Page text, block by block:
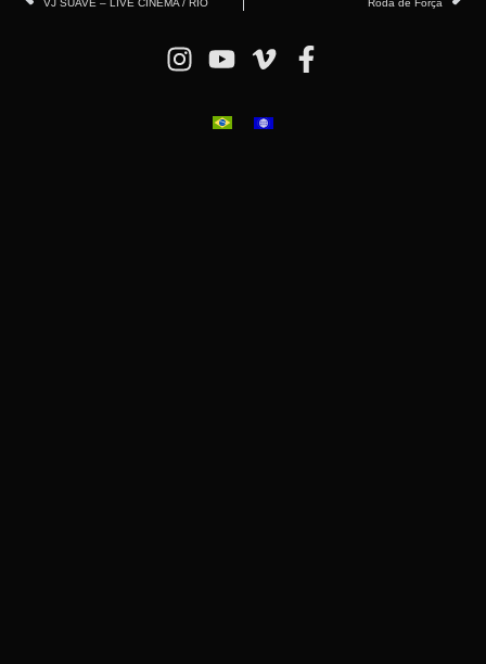
VJ SUAVE – LIVE CINEMA / RIO Roda de Força